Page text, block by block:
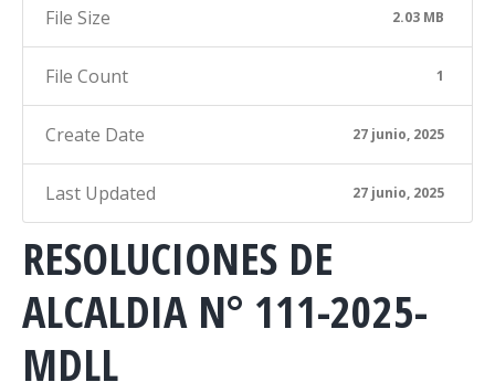
File Size 2.03 MB
File Count 1
Create Date 27 junio, 2025
Last Updated 27 junio, 2025
RESOLUCIONES DE
ALCALDIA N° 111-2025-
MDLL